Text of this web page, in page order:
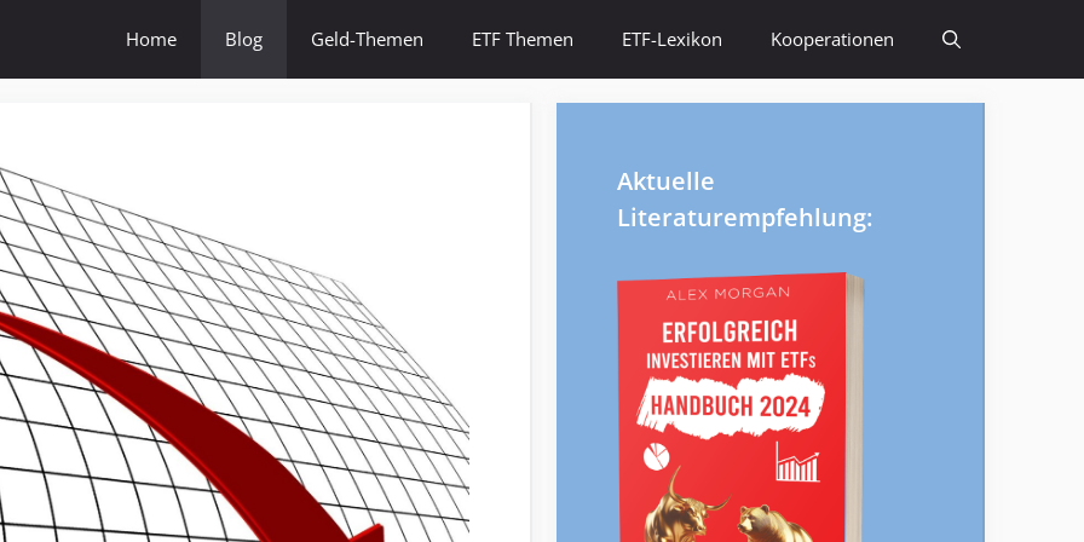
Home Blog Geld-Themen ETF Themen ETF-Lexikon Kooperationen
Aktuelle
Literaturempfehlung: